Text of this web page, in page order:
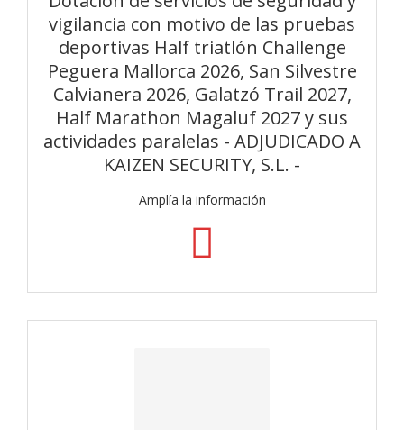
vigilancia con motivo de las pruebas
deportivas Half triatlón Challenge
Peguera Mallorca 2026, San Silvestre
Calvianera 2026, Galatzó Trail 2027,
Half Marathon Magaluf 2027 y sus
actividades paralelas - ADJUDICADO A
KAIZEN SECURITY, S.L. -
Amplía la información